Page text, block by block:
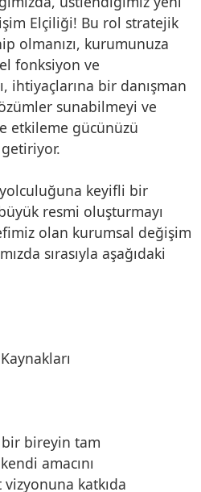
Elçiliği! Bu rol stratejik
olmanızı, kurumunuza
fonksiyon ve
ihtiyaçlarına bir danışman
sunabilmeyi ve
etkileme gücünüzü
yolculuğuna keyifli bir
resmi oluşturmayı
olan kurumsal değişim
sırasıyla aşağıdaki
bireyin tam
amacını
katkıda